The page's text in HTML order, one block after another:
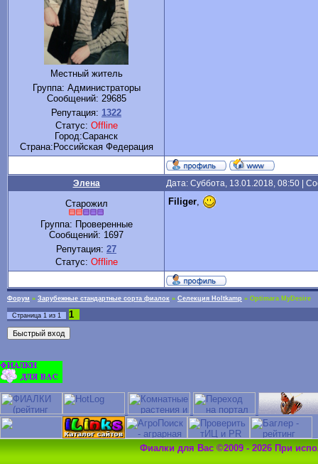
Местный житель
Группа: Администраторы
Сообщений: 29685
Репутация: 1322
Статус: Offline
Город:Саранск
Cтрана:Российская Федерация
Элена Дата: Суббота, 13.01.2018, 08:50 |
Старожил
Группа: Проверенные
Сообщений: 1697
Репутация: 27
Статус: Offline
Filiger
Форум » Зарубежные стандартные сорта фиалок » Селекция Holtkamp » Optimara MyDesire
Страница 1 из 1 1
Фиалки для Вас ©2009 - 2026 При